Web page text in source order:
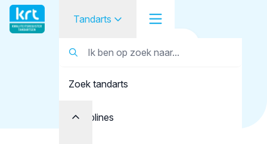
Tandarts
Student
Opleider
Zoek tandarts
Disciplines
Tandarts
Franken, K.M.